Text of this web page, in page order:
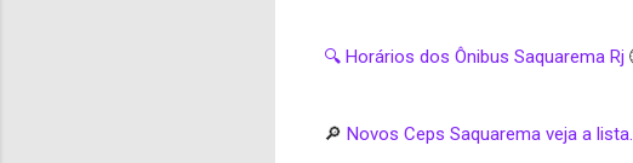
🔍 Horários dos Ônibus Saquarema Rj
🔎 Novos Ceps Saquarema veja a lista.